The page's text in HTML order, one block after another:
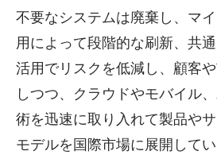
不要なシステムは廃棄し、マ
用によって段階的な刷新、共
活用でリスクを低減し、顧客
しつつ、クラウドやモバイル
術を迅速に取り入れて製品や
モデルを国際市場に展開してい